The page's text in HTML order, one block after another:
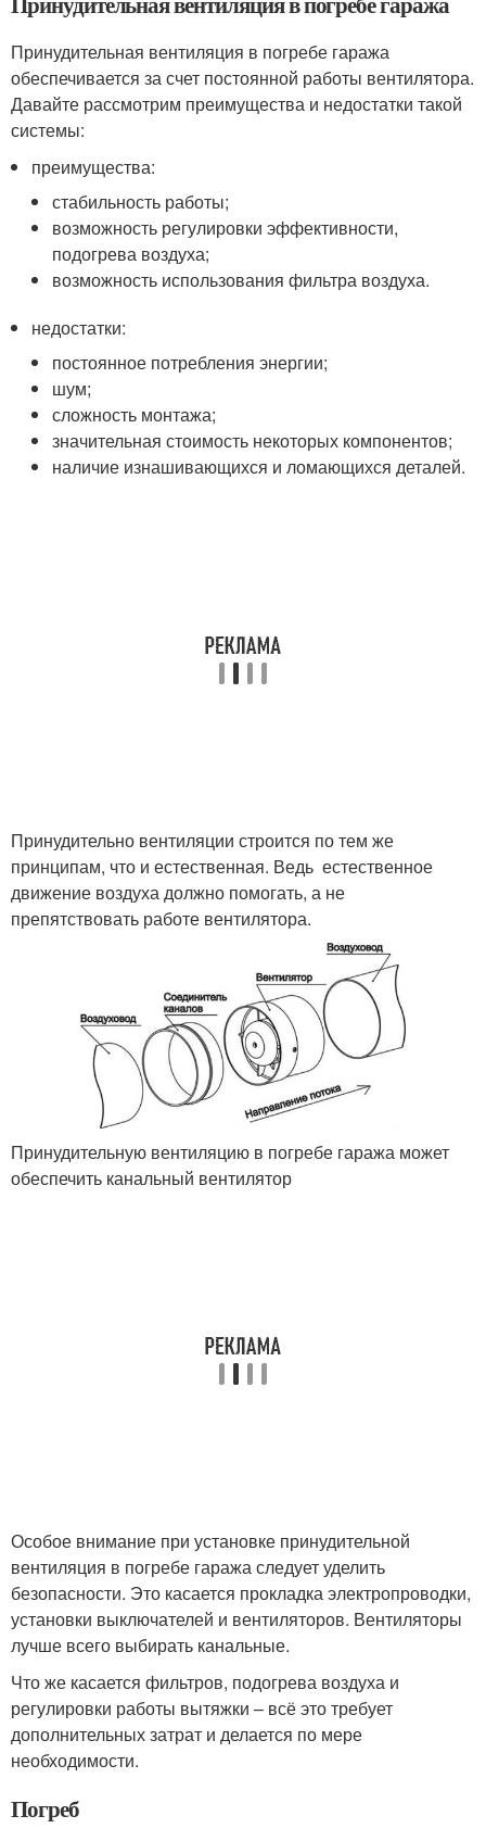
Принудительная вентиляция в погребе гаража
обеспечивается за счет постоянной работы вентилятора.
Давайте рассмотрим преимущества и недостатки такой
системы:
преимущества:
стабильность работы;
возможность регулировки эффективности,
подогрева воздуха;
возможность использования фильтра воздуха.
недостатки:
постоянное потребления энергии;
шум;
сложность монтажа;
значительная стоимость некоторых компонентов;
наличие изнашивающихся и ломающихся деталей.
Принудительно вентиляции строится по тем же
принципам, что и естественная. Ведь естественное
движение воздуха должно помогать, а не
препятствовать работе вентилятора.
Принудительную вентиляцию в погребе гаража может
обеспечить канальный вентилятор
Особое внимание при установке принудительной
вентиляция в погребе гаража следует уделить
безопасности. Это касается прокладка электропроводки,
установки выключателей и вентиляторов. Вентиляторы
лучше всего выбирать канальные.
Что же касается фильтров, подогрева воздуха и
регулировки работы вытяжки – всё это требует
дополнительных затрат и делается по мере
необходимости.
Погреб